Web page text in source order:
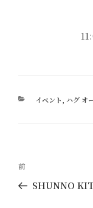
カ
イベント ハグ オ
投
ナ
過
去
前
SHUNNO